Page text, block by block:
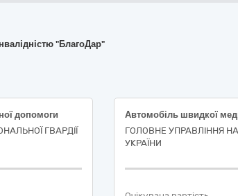
"БлагоДар"
допомоги
ГВАРДІЇ
Автомобіль швидкої
ГОЛОВНЕ УПРАВЛІННЯ
УКРАЇНИ